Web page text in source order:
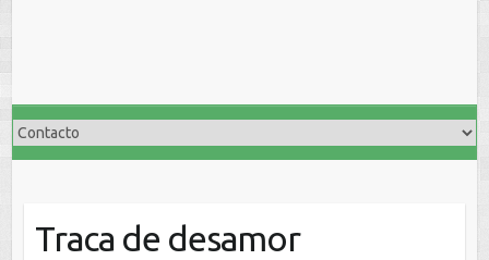
Traca de desamor